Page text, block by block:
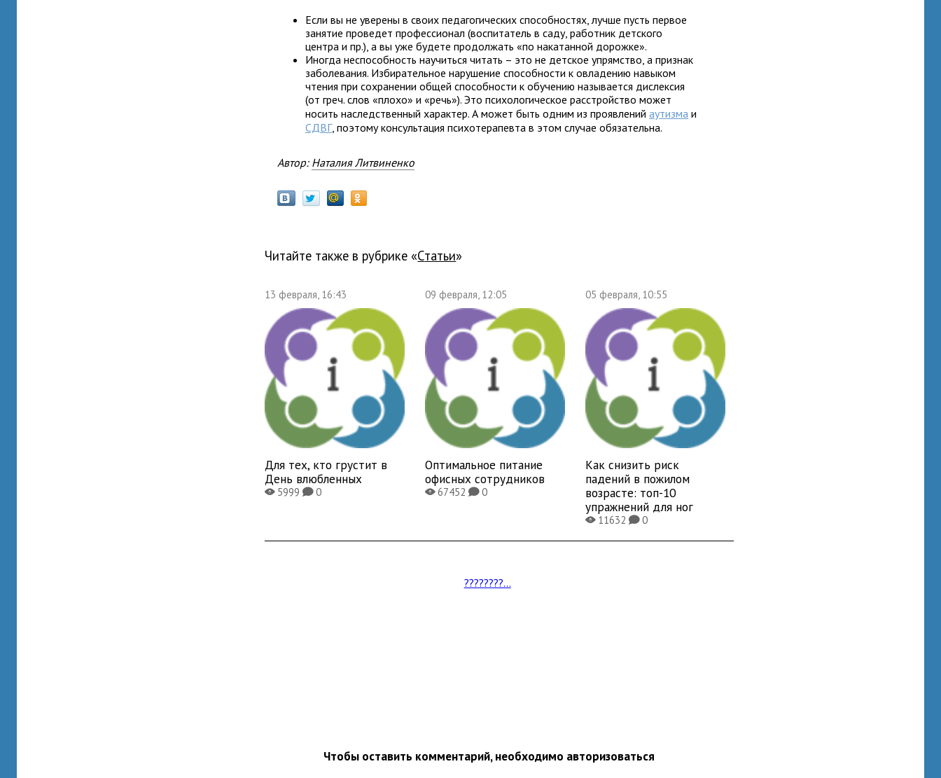
Если вы не уверены в своих педагогических способностях, лучше пусть первое
занятие проведет профессионал (воспитатель в саду, работник детского
центра и пр.), а вы уже будете продолжать «по накатанной дорожке».
Иногда неспособность научиться читать – это не детское упрямство, а признак
заболевания. Избирательное нарушение способности к овладению навыком
чтения при сохранении общей способности к обучению называется дислексия
(от греч. слов «плохо» и «речь»). Это психологическое расстройство может
носить наследственный характер. А может быть одним из проявленийаутизма и
СДВГ, поэтому консультация психотерапевта в этом случае обязательна.
Автор: Наталия Литвиненко
Читайте также в рубрике « Статьи»
13 февраля, 16:43
Для тех, кто грустит в
День влюбленных
X5999K0
09 февраля, 12:05
Оптимальное питание
офисных сотрудников
X67452K0
05 февраля, 10:55
Как снизить риск
падений в пожилом
возрасте: топ-10
упражнений для ног
X11632K0
????????...
Чтобы оставить комментарий, необходимо авторизоваться